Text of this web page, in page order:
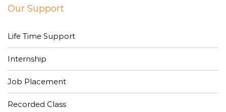
Our Support
Life Time Support
Internship
Job Placement
Recorded Class